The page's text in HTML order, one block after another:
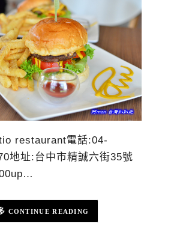
restaurant電話:04-
地址:台中市精誠六街35號
CONTINUE READING